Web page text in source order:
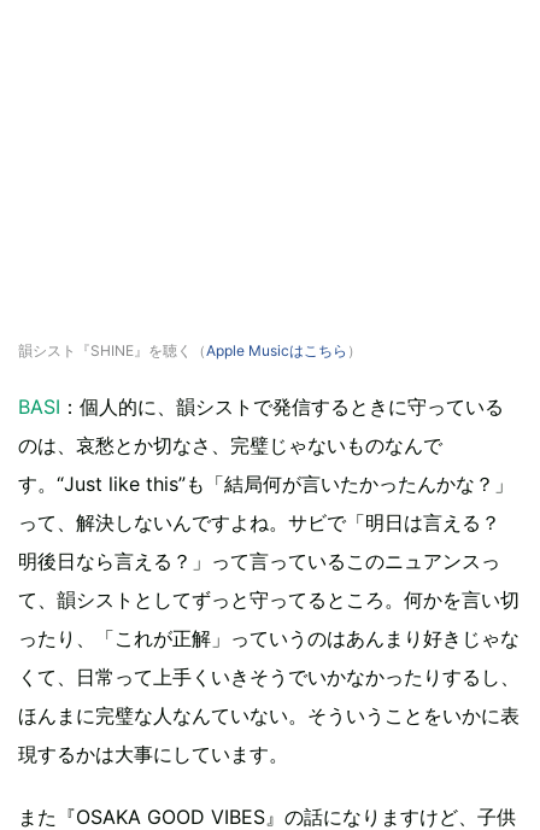
韻シスト『SHINE』を聴く（Apple Musicはこちら ）
BASI ：個人的に、韻シストで発信するときに守っている
のは、哀愁とか切なさ、完璧じゃないものなんで
す。“Just like this”も「結局何が言いたかったんかな？」
って、解決しないんですよね。サビで「明日は言える？
明後日なら言える？」って言っているこのニュアンスっ
て、韻シストとしてずっと守ってるところ。何かを言い切
ったり、「これが正解」っていうのはあんまり好きじゃな
くて、日常って上手くいきそうでいかなかったりするし、
ほんまに完璧な人なんていない。そういうことをいかに表
現するかは大事にしています。
また『OSAKA GOOD VIBES』の話になりますけど、子供